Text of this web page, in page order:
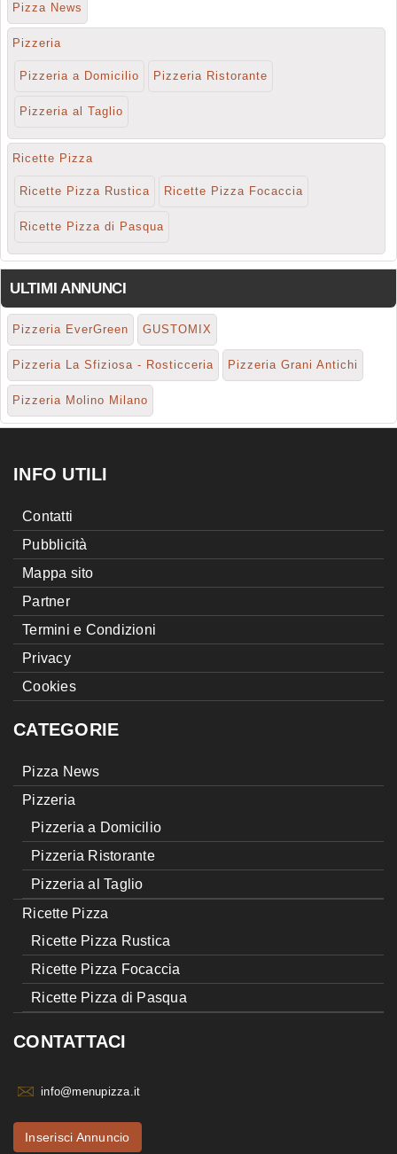
Pizza News
Pizzeria
Pizzeria a Domicilio Pizzeria Ristorante
Pizzeria al Taglio
Ricette Pizza
Ricette Pizza Rustica Ricette Pizza Focaccia
Ricette Pizza di Pasqua
ULTIMI ANNUNCI
Pizzeria EverGreen GUSTOMIX
Pizzeria La Sfiziosa - Rosticceria Pizzeria Grani Antichi
Pizzeria Molino Milano
INFO UTILI
Contatti
Pubblicità
Mappa sito
Partner
Termini e Condizioni
Privacy
Cookies
CATEGORIE
Pizza News
Pizzeria
Pizzeria a Domicilio
Pizzeria Ristorante
Pizzeria al Taglio
Ricette Pizza
Ricette Pizza Rustica
Ricette Pizza Focaccia
Ricette Pizza di Pasqua
CONTATTACI
info@menupizza.it
Inserisci Annuncio